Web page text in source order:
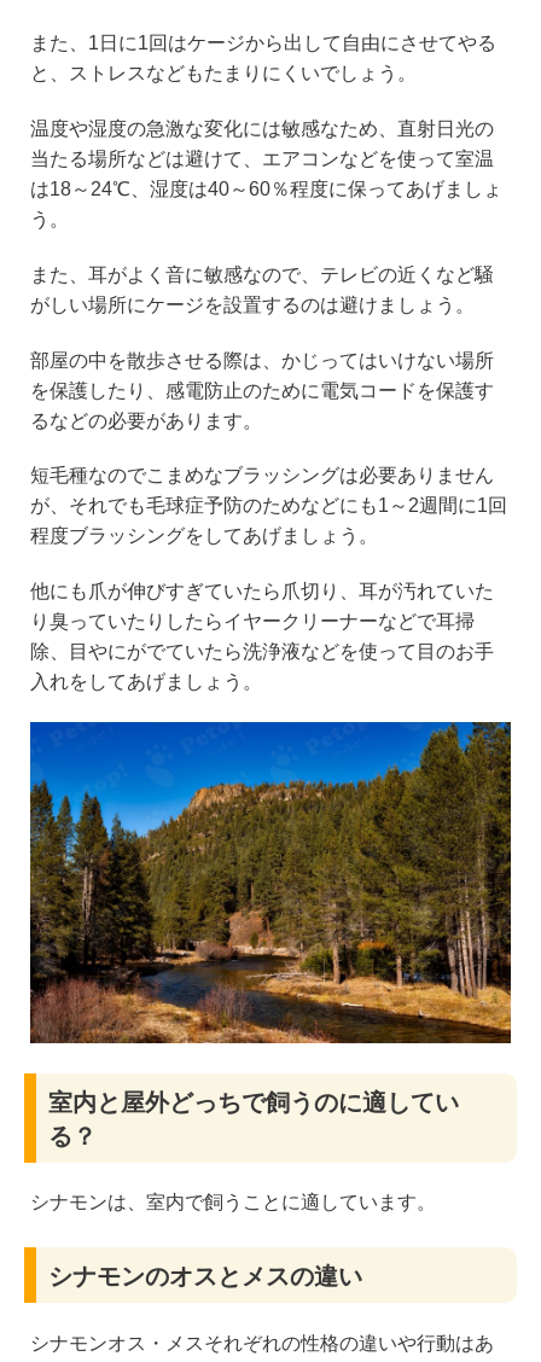
また、1日に1回はケージから出して自由にさせてやる
と、ストレスなどもたまりにくいでしょう。
温度や湿度の急激な変化には敏感なため、直射日光の
当たる場所などは避けて、エアコンなどを使って室温
は18～24℃、湿度は40～60％程度に保ってあげましょ
う。
また、耳がよく音に敏感なので、テレビの近くなど騒
がしい場所にケージを設置するのは避けましょう。
部屋の中を散歩させる際は、かじってはいけない場所
を保護したり、感電防止のために電気コードを保護す
るなどの必要があります。
短毛種なのでこまめなブラッシングは必要ありません
が、それでも毛球症予防のためなどにも1～2週間に1回
程度ブラッシングをしてあげましょう。
他にも爪が伸びすぎていたら爪切り、耳が汚れていた
り臭っていたりしたらイヤークリーナーなどで耳掃
除、目やにがでていたら洗浄液などを使って目のお手
入れをしてあげましょう。
室内と屋外どっちで飼うのに適してい
る？
シナモンは、室内で飼うことに適しています。
シナモンのオスとメスの違い
シナモンオス・メスそれぞれの性格の違いや行動はあ